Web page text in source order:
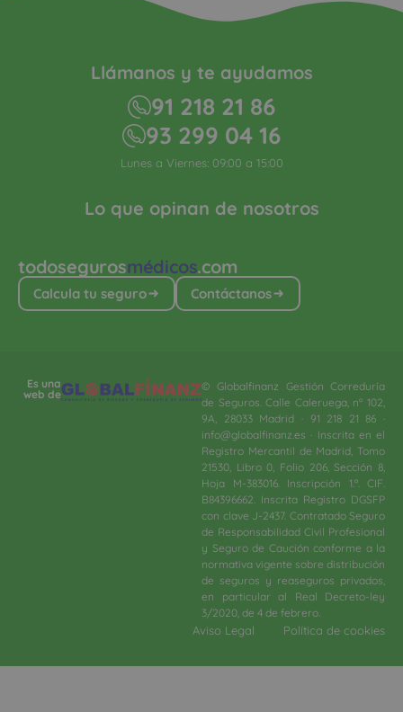
todosegurosmédicos.com
Calcula tu seguro Contáctanos
Lo que opinan de nosotros
Llámanos y te ayudamos
91 218 21 86
93 299 04 16
Lunes a Viernes: 09:00 a 15:00
Es una
web de
© Globalfinanz Gestión Correduría
de Seguros. Calle Caleruega, nº 102,
9A, 28033 Madrid · 91 218 21 86 ·
info@globalfinanz.es · Inscrita en el
Registro Mercantil de Madrid, Tomo
21530, Libro 0, Folio 206, Sección 8,
Hoja M-383016. Inscripción 1.ª. CIF.
B84396662. Inscrita Registro DGSFP
con clave J-2437. Contratado Seguro
de Responsabilidad Civil Profesional
y Seguro de Caución conforme a la
normativa vigente sobre distribución
de seguros y reaseguros privados,
en particular al Real Decreto-ley
3/2020, de 4 de febrero.​
Aviso Legal Política de cookies